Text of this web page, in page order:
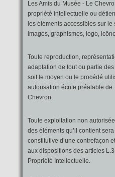
Les Amis du Musée - Le
propriété intellectuelle ou
les éléments accessibles sur
images, graphismes, logo,
Toute reproduction,
adaptation de tout ou partie
soit le moyen ou le procédé
autorisation écrite préalable de
Chevron.
Toute exploitation non
des éléments qu’il contient
constitutive d’une contrefaçon
aux dispositions des articles
Propriété Intellectuelle.